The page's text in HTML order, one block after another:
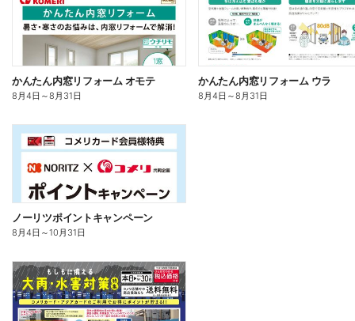
かんたん内窓リフォーム オモテ
8月4日 ～8月31日
かんたん内窓リフォーム ウラ
8月4日 ～8月31日
ノーリツポイントキャンペーン
8月4日 ～10月31日